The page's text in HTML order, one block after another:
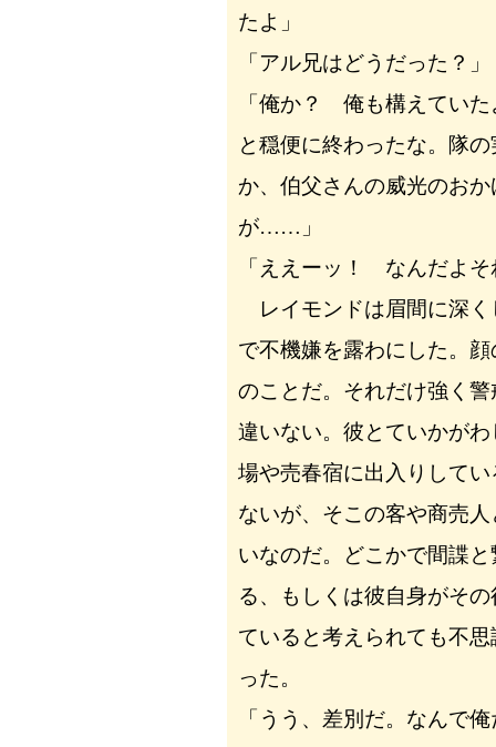
たよ」
「アル兄はどうだった？」
「俺か？ 俺も構えていた
と穏便に終わったな。隊
か、伯父さんの威光のお
が……」
「ええーッ！ なんだよそ
レイモンドは眉間に深く
で不機嫌を露わにした。
のことだ。それだけ強く
違いない。彼とていかが
場や売春宿に出入りして
ないが、そこの客や商売
いなのだ。どこかで間諜
る、もしくは彼自身がそ
ていると考えられても不
った。
「うう、差別だ。なんで